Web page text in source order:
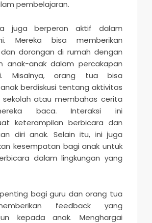
pembelajaran.
juga berperan aktif dalam
Mereka bisa memberikan
dorongan di rumah dengan
anak-anak dalam percakapan
Misalnya, orang tua bisa
berdiskusi tentang aktivitas
sekolah atau membahas cerita
baca. Interaksi ini
keterampilan berbicara dan
diri anak. Selain itu, ini juga
kesempatan bagi anak untuk
dalam lingkungan yang
bagi guru dan orang tua
feedback yang
kepada anak. Menghargai